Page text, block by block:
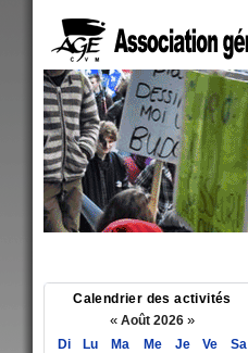
Calendrier des activités
« Août 2026 »
Di Lu Ma Me Je Ve Sa